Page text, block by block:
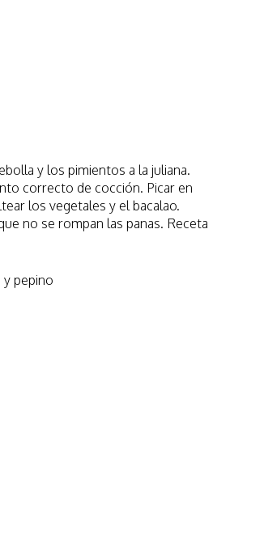
y los pimientos a la juliana.
correcto de cocción. Picar en
los vegetales y el bacalao.
no se rompan las panas. Receta
y pepino